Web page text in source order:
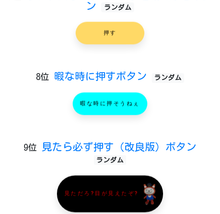
ン
ランダム
押す
8位 暇な時に押すボタン ランダム
暇な時に押そうねぇ
9位 見たら必ず押す（改良版）ボタン
ランダム
見ただろ?目が見えたぞ?